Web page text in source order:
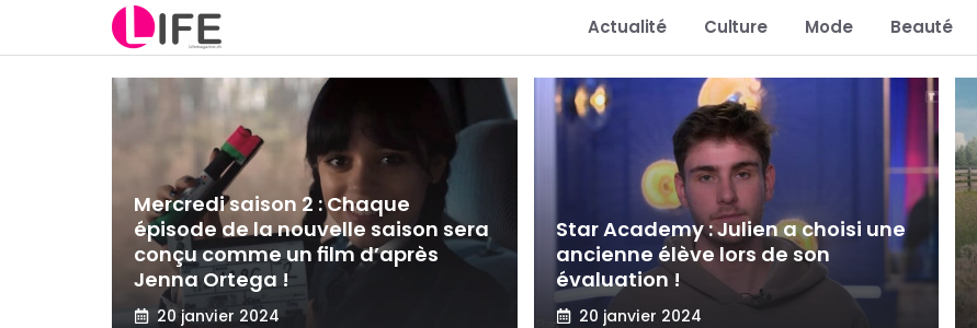
contenu
Actualité Culture Mode Beauté
Mercredi saison 2 : Chaque
épisode de la nouvelle saison sera
conçu comme un film d’après
Jenna Ortega !
20 janvier 2024
Star Academy : Julien a choisi une
ancienne élève lors de son
évaluation !
20 janvier 2024